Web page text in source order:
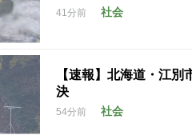
41分前 社会
【速報】北海道・江
決
54分前 社会